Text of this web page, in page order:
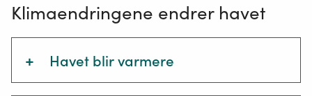
Klimaendringene endrer havet
+ Havet blir varmere